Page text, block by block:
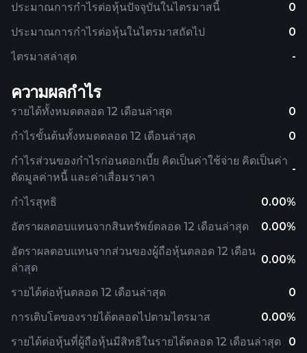
ประมาณการกำไรต่อหุ้นปัจจุบันในไตรมาสนี้
0
ประมาณการกำไรต่อหุ้นในไตรมาสถัดไป
0
ไตรมาสล่าสุด
-
ความผลกำไร
รายได้ทั้งหมดตลอด 12 เดือนล่าสุด
0
กำไรขั้นต้นทั้งหมดตลอด 12 เดือนล่าสุด
0
กำไรส่วนของกำไรก่อนดอกเบี้ย คิดเป็นค่าใช้จ่าย คิดเป็นค่า
ตัดมูลค่าหนี้ และค่าเสื่อมราคา
-
กำไรสุทธิ
0.00%
อัตราผลตอบแทนจากสินทรัพย์ตลอด 12 เดือนล่าสุด
0.00%
อัตราผลตอบแทนจากส่วนของผู้ถือหุ้นตลอด 12 เดือน
ล่าสุด
0.00%
รายได้ต่อหุ้นตลอด 12 เดือนล่าสุด
0
การเติบโตของรายได้ตลอดไปตามไตรมาส
0.00%
รายได้ต่อหุ้นที่ผู้ถือหุ้นมีสิทธิในรายได้ตลอด 12 เดือนล่าสุด
0